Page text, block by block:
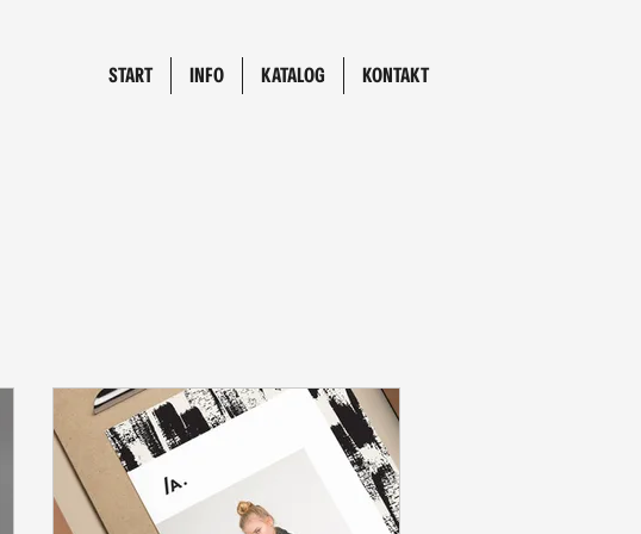
START INFO KATALOG KONTAKT